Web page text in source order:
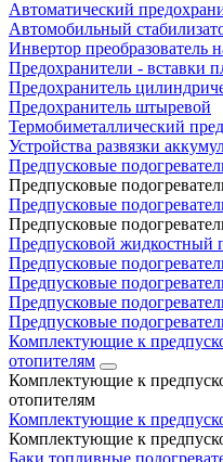
Автоматический
Автомобильный
Инвертор преобразователь
Предохранители - вставки
Предохранитель
Предохранитель штыревой
Термобиметаллический
Устройства развязки
Предпусковые
Предпусковые
Предпусковые
Предпусковые
Предпусковой жидкостный
Предпусковые
Предпусковые
Предпусковые
Предпусковые
Комплектующие к
отопителям
Комплектующие к
отопителям
Комплектующие к
Комплектующие к